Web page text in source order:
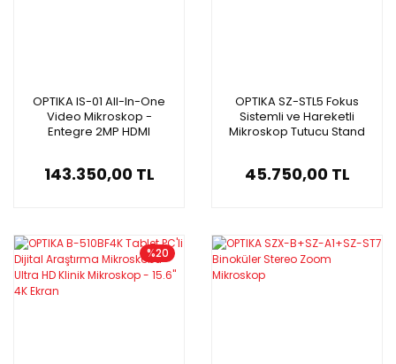
OPTIKA IS-01 All-In-One
Video Mikroskop -
Entegre 2MP HDMI
143.350,00 TL
OPTIKA SZ-STL5 Fokus
Sistemli ve Hareketli
Mikroskop Tutucu Stand
45.750,00 TL
%20